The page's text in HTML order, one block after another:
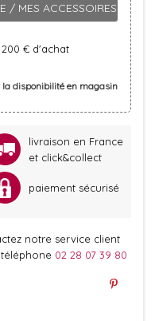
/ MES ACCESSOIRES
€ d'achat
disponibilité en magasin
livraison en France
et click&collect
paiement sécurisé
notre service client
02 28 07 39 80